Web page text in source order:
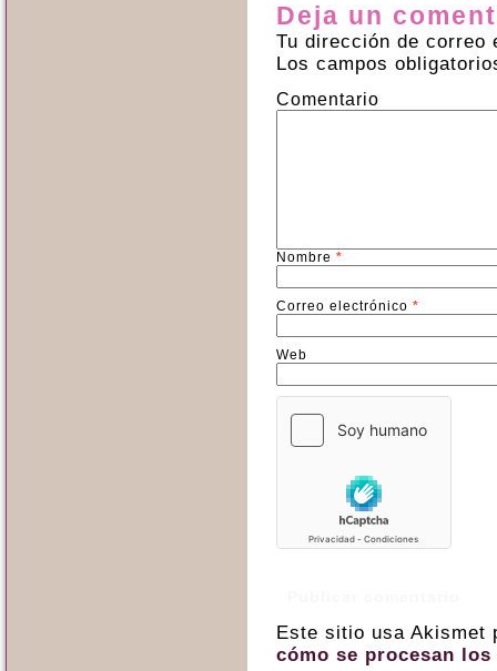
Deja un
Tu dirección de correo
Los campos
Comentario
Nombre *
Correo electrónico *
Web
Este sitio usa
cómo se procesan